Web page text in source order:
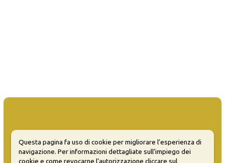
MATERA WELCOME EVENTS
Questa pagina fa uso di cookie per migliorare l’esperienza di
navigazione. Per informazioni dettagliate sull’impiego dei
cookie e come revocarne l’autorizzazione cliccare sul